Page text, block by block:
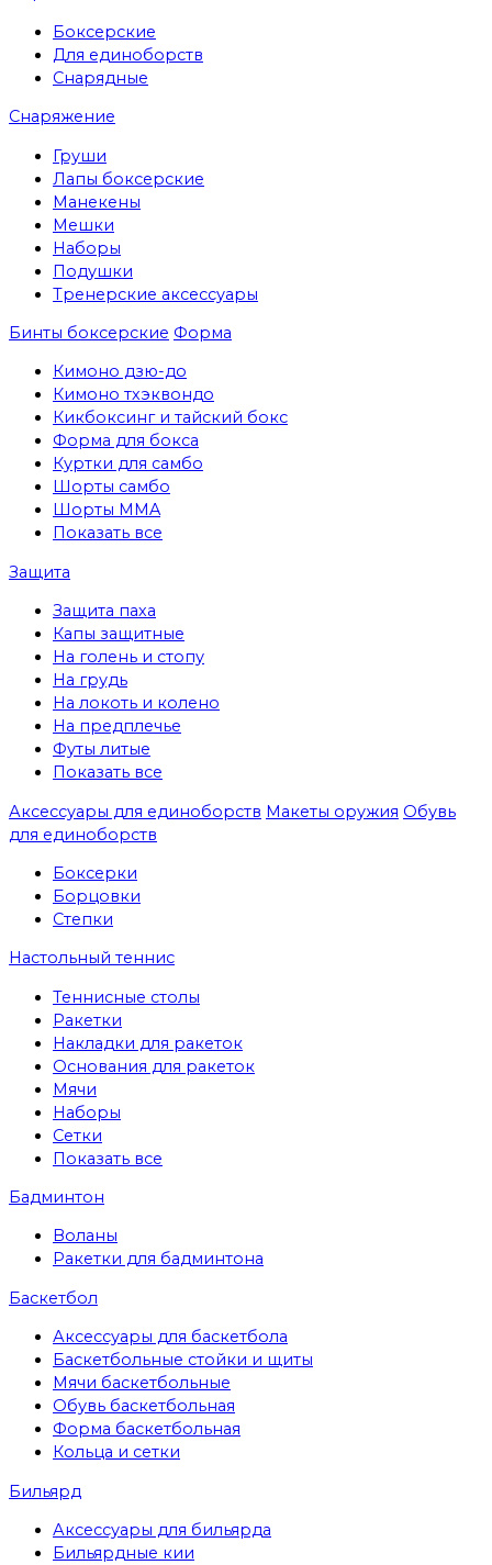
Боксерские
Для единоборств
Снарядные
Снаряжение
Груши
Лапы боксерские
Манекены
Мешки
Наборы
Подушки
Тренерские аксессуары
Бинты боксерские Форма
Кимоно дзю-до
Кимоно тхэквондо
Кикбоксинг и тайский бокс
Форма для бокса
Куртки для самбо
Шорты самбо
Шорты MMA
Показать все
Защита
Защита паха
Капы защитные
На голень и стопу
На грудь
На локоть и колено
На предплечье
Футы литые
Показать все
Аксессуары для единоборств Макеты оружия Обувь
для единоборств
Боксерки
Борцовки
Степки
Настольный теннис
Теннисные столы
Ракетки
Накладки для ракеток
Основания для ракеток
Мячи
Наборы
Сетки
Показать все
Бадминтон
Воланы
Ракетки для бадминтона
Баскетбол
Аксессуары для баскетбола
Баскетбольные стойки и щиты
Мячи баскетбольные
Обувь баскетбольная
Форма баскетбольная
Кольца и сетки
Бильярд
Аксессуары для бильярда
Бильярдные кии